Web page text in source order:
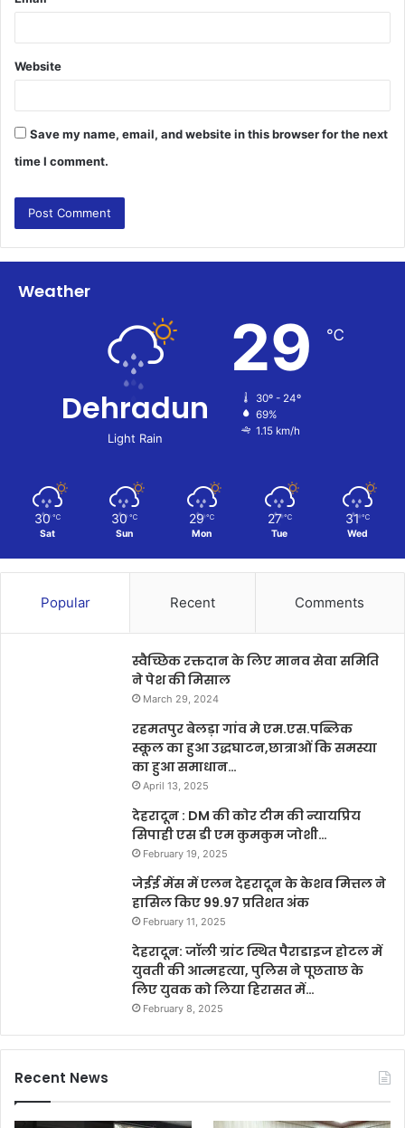
Website
Save my name, email, and website in this browser for the next
time I comment.
Weather
Dehradun
Light Rain
29 ℃
30º - 24º
69%
1.15 km/h
30 ℃
Sat
30 ℃
Sun
29 ℃
Mon
27 ℃
Tue
31 ℃
Wed
Popular Recent Comments
स्वैच्छिक रक्तदान के लिए मानव सेवा समिति
ने पेश की मिसाल
March 29, 2024
रहमतपुर बेलड़ा गांव मे एम.एस.पब्लिक
स्कूल का हुआ उद्धघाटन,छात्राओं कि समस्या
का हुआ समाधान…
April 13, 2025
देहरादून : DM की कोर टीम की न्यायप्रिय
सिपाही एस डी एम कुमकुम जोशी…
February 19, 2025
जेईई मेंस में एलन देहरादून के केशव मित्तल ने
हासिल किए 99.97 प्रतिशत अंक
February 11, 2025
देहरादून: जॉली ग्रांट स्थित पैराडाइज होटल में
युवती की आत्महत्या, पुलिस ने पूछताछ के
लिए युवक को लिया हिरासत में…
February 8, 2025
Recent News